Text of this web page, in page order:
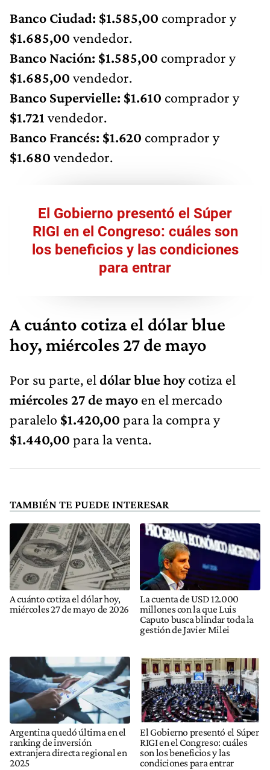
Banco Ciudad: $1.585,00 comprador y
$1.685,00 vendedor.
Banco Nación: $1.585,00 comprador y
$1.685,00 vendedor.
Banco Supervielle: $1.610 comprador y
$1.721 vendedor.
Banco Francés: $1.620 comprador y
$1.680 vendedor.
El Gobierno presentó el Súper
RIGI en el Congreso: cuáles son
los beneficios y las condiciones
para entrar
A cuánto cotiza el dólar blue
hoy, miércoles 27 de mayo
Por su parte, el dólar blue hoycotiza el
miércoles 27 de mayo en el mercado
paralelo $1.420,00 para la compra y
$1.440,00 para la venta.
TAMBIÉN TE PUEDE INTERESAR
A cuánto cotiza el dólar hoy,
miércoles 27 de mayo de 2026
La cuenta de USD 12.000
millones con la que Luis
Caputo busca blindar toda la
gestión de Javier Milei
Argentina quedó última en el
ranking de inversión
extranjera directa regional en
2025
El Gobierno presentó el Súper
RIGI en el Congreso: cuáles
son los beneficios y las
condiciones para entrar